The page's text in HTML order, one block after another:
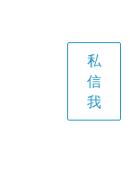
私
信
我